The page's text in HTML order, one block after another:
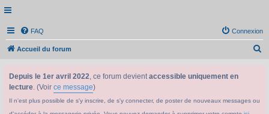
FAQ Connexion
Accueil du forum
Depuis le 1er avril 2022, ce forum devientaccessible uniquement en
lecture. (Voir ce message)
Il n'est plus possible de s'y inscrire, de s'y connecter, de poster de nouveaux messages ou